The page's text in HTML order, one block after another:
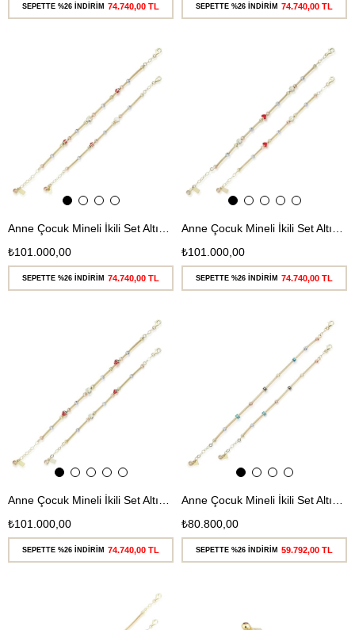
SEPETTE %26 İNDİRİM 74.740,00 TL SEPETTE %26 İNDİRİM 74.740,00 TL
₺101.000,00
Ücretsiz
Kargo
SEPETTE %26 İNDİRİM 74.740,00 TL
₺101.000,00
Ücretsiz
Kargo
SEPETTE %26 İNDİRİM 74.740,00 TL
₺101.000,00
Ücretsiz
Kargo
SEPETTE %26 İNDİRİM 74.740,00 TL
₺80.800,00
Ücretsiz
Kargo
SEPETTE %26 İNDİRİM 59.792,00 TL
Ücretsiz
Kargo